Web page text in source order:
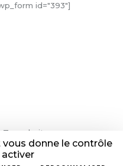
id="393"]
droits
donne le contrôle
activer